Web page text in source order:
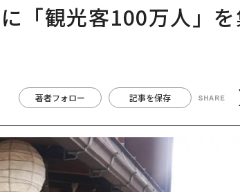
「観光客100万人」
著者フォロー 記事を保存